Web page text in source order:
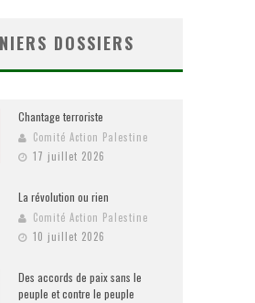
DOSSIERS
Chantage terroriste
Comité Action Palestine
17 juillet 2026
La révolution ou rien
Comité Action Palestine
10 juillet 2026
Des accords de paix sans le
peuple et contre le peuple